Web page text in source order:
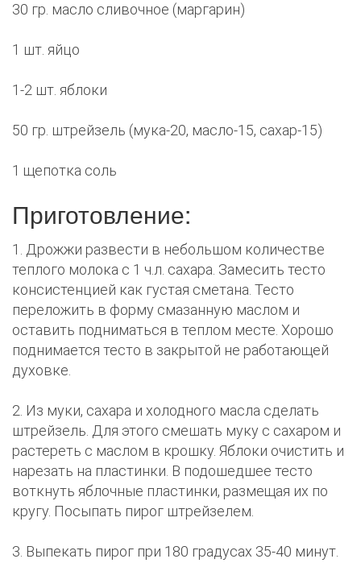
30 гр. масло сливочное (маргарин)
1 шт. яйцо
1-2 шт. яблоки
50 гр. штрейзель (мука-20, масло-15, сахар-15)
1 щепотка соль
Приготовление:
1. Дрожжи развести в небольшом количестве
теплого молока с 1 ч.л. сахара. Замесить тесто
консистенцией как густая сметана. Тесто
переложить в форму смазанную маслом и
оставить подниматься в теплом месте. Хорошо
поднимается тесто в закрытой не работающей
духовке.
2. Из муки, сахара и холодного масла сделать
штрейзель. Для этого смешать муку с сахаром и
растереть с маслом в крошку. Яблоки очистить и
нарезать на пластинки. В подошедшее тесто
воткнуть яблочные пластинки, размещая их по
кругу. Посыпать пирог штрейзелем.
3. Выпекать пирог при 180 градусах 35-40 минут.